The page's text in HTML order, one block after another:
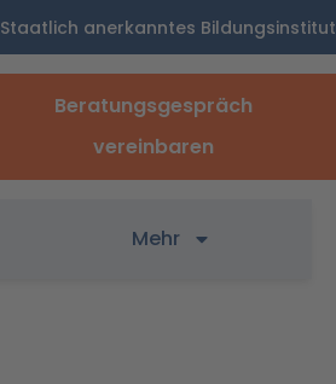
Staatlich anerkanntes Bildungsinstitut
Beratungsgespräch
vereinbaren
Mehr